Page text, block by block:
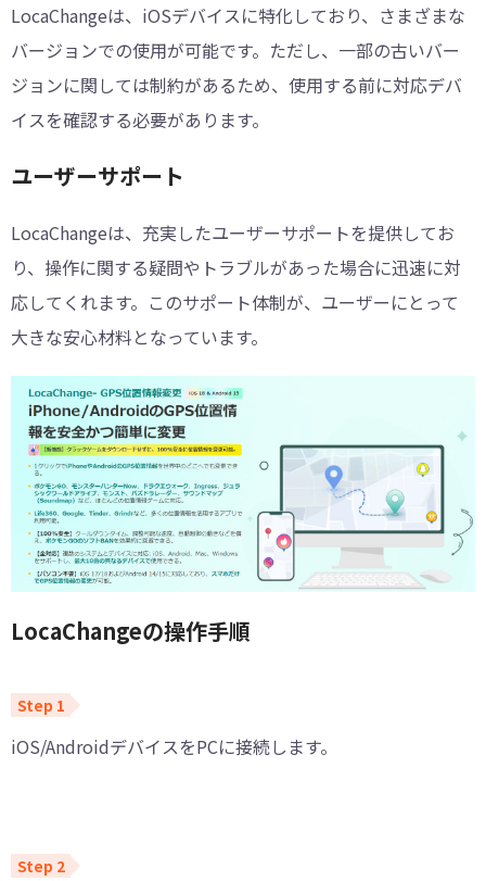
LocaChangeは、iOSデバイスに特化しており、さまざまな
バージョンでの使用が可能です。ただし、一部の古いバー
ジョンに関しては制約があるため、使用する前に対応デバ
イスを確認する必要があります。
ユーザーサポート
LocaChangeは、充実したユーザーサポートを提供してお
り、操作に関する疑問やトラブルがあった場合に迅速に対
応してくれます。このサポート体制が、ユーザーにとって
大きな安心材料となっています。
LocaChangeの操作手順
iOS/AndroidデバイスをPCに接続します。